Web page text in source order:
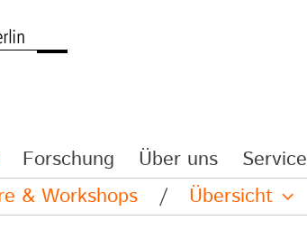
Forschung Über uns Service
& Workshops
/ Übersicht